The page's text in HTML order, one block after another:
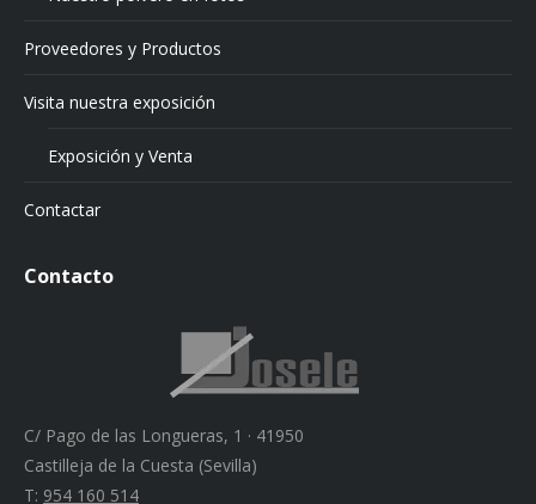
Proveedores y Productos
Visita nuestra exposición
Exposición y Venta
Contactar
Contacto
C/ Pago de las Longueras, 1 · 41950
Castilleja de la Cuesta (Sevilla)
T: 954 160 514